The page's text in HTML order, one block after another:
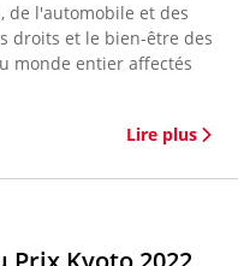
de l'automobile et des
droits et le bien-être des
monde entier affectés
Lire plus